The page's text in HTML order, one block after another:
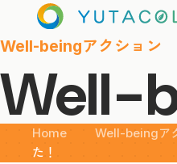
Well-beingアクション
Well-
Home Well-beingア
た！